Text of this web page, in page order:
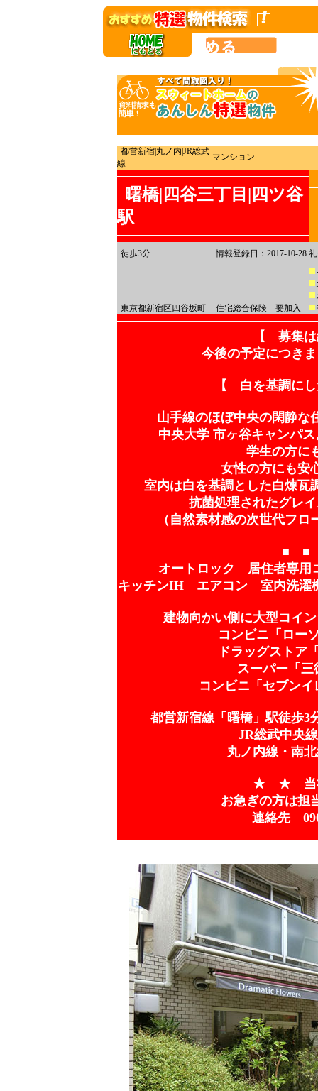
都営新宿|丸ノ内|JR総武
線
マンション
曙橋|四谷三丁目|四ツ谷
駅
徒歩3分 情報登録日：2017-10-28
東京都新宿区四谷坂町
住宅総合保険 要加入
【 募集
今後の予定につき
【 白を基調に
山手線のほぼ中央の閑静な
中央大学 市ヶ谷キャンパ
学生の方に
女性の方にも安
室内は白を基調とした白煉瓦
抗菌処理されたグレ
（自然素材感の次世代フ
■ ■
オートロック 居住者専用
キッチンIH エアコン 室内洗濯
建物向かい側に大型コイ
コンビニ「ロー
ドラッグストア
スーパー「
コンビニ「セブン
都営新宿線「曙橋」駅徒歩
JR総武中央
丸ノ内線・南
★ ★ 当
お急ぎの方は担
連絡先